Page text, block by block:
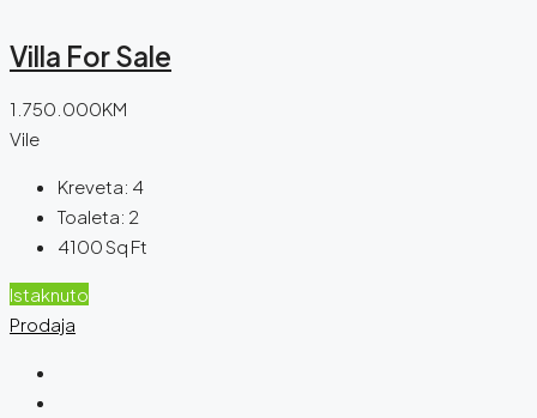
Villa For Sale
1.750.000KM
Vile
Kreveta: 4
Toaleta: 2
4100Sq Ft
Istaknuto
Prodaja